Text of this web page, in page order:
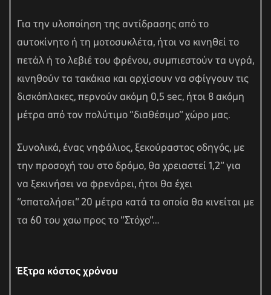
Για την υλοποίηση της αντίδρασης από το
αυτοκίνητο ή τη μοτοσυκλέτα, ήτοι να κινηθεί το
πετάλ ή το λεβιέ του φρένου, συμπιεστούν τα υγρά,
κινηθούν τα τακάκια και αρχίσουν να σφίγγουν τις
δισκόπλακες, περνούν ακόμη 0,5 sec, ήτοι 8 ακόμη
μέτρα από τον πολύτιμο “διαθέσιμο” χώρο μας.
Συνολικά, ένας νηφάλιος, ξεκούραστος οδηγός, με
την προσοχή του στο δρόμο, θα χρειαστεί 1,2″ για
να ξεκινήσει να φρενάρει, ήτοι θα έχει
“σπαταλήσει” 20 μέτρα κατά τα οποία θα κινείται με
τα 60 του χαω προς το “Στόχο”…
Έξτρα κόστος χρόνου